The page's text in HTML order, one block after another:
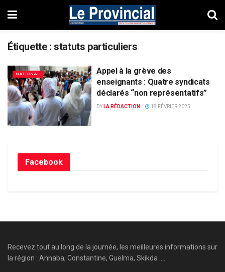
Étiquette :statuts particuliers
NATIONAL
Appel à la grève des
enseignants : Quatre syndicats
déclarés “non représentatifs”
BY LA RÉDACTION 18 FÉVRIER 2025
Facebook
Recevez tout au long de la journée, les meilleures informations sur
la région : Annaba, Constantine, Guelma, Skikda ....